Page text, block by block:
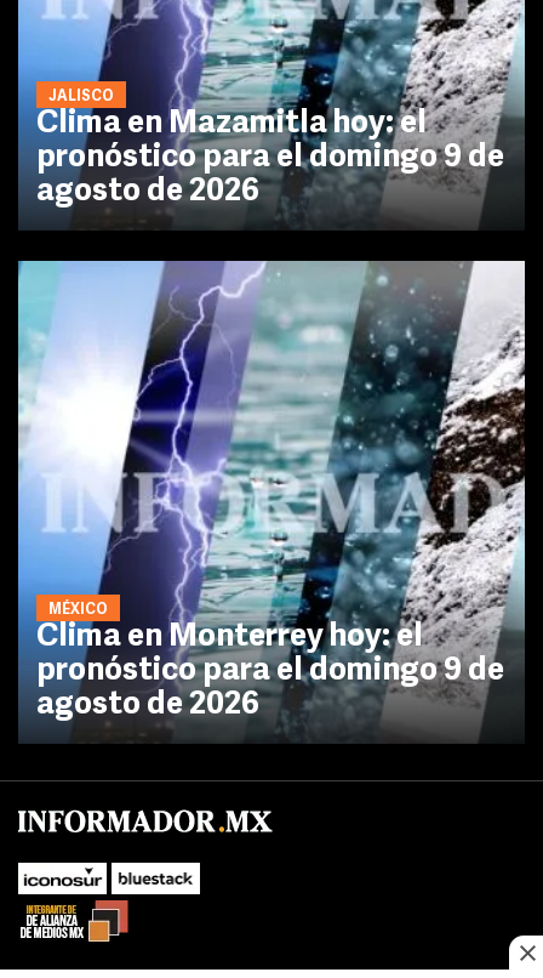
JALISCO
Clima en Mazamitla hoy: el
pronóstico para el domingo 9 de
agosto de 2026
MÉXICO
Clima en Monterrey hoy: el
pronóstico para el domingo 9 de
agosto de 2026